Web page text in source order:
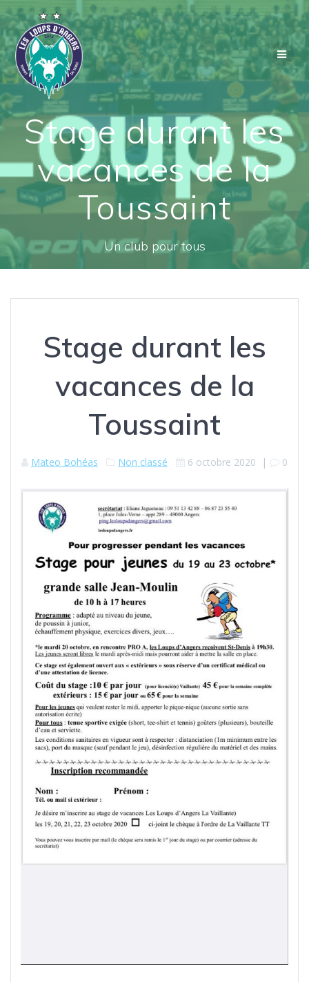
Passer
au
contenu
Stage durant les
vacances de la
Toussaint
Un club pour tous
Stage durant les
vacances de la
Toussaint
Mateo Bohéas Non classé 6 octobre 2020 | 0